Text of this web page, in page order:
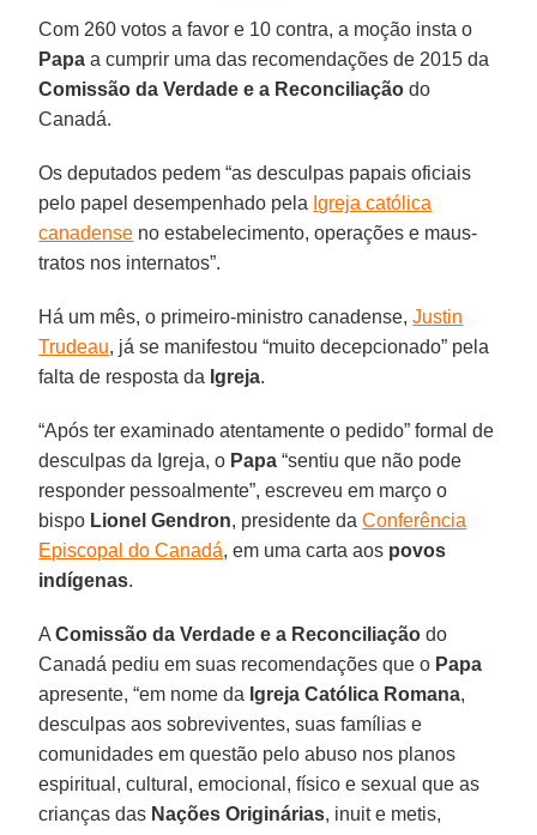
Com 260 votos a favor e 10 contra, a moção insta o
Papa a cumprir uma das recomendações de 2015 da
Comissão da Verdade e a Reconciliação do
Canadá.
Os deputados pedem “as desculpas papais oficiais
pelo papel desempenhado pela Igreja católica
canadense no estabelecimento, operações e maus-
tratos nos internatos”.
Há um mês, o primeiro-ministro canadense,Justin
Trudeau, já se manifestou “muito decepcionado” pela
falta de resposta da Igreja.
“Após ter examinado atentamente o pedido” formal de
desculpas da Igreja, o Papa “sentiu que não pode
responder pessoalmente”, escreveu em março o
bispo Lionel Gendron, presidente daConferência
Episcopal do Canadá, em uma carta aos povos
indígenas.
AComissão da Verdade e a Reconciliação do
Canadá pediu em suas recomendações que o Papa
apresente, “em nome da Igreja Católica Romana,
desculpas aos sobreviventes, suas famílias e
comunidades em questão pelo abuso nos planos
espiritual, cultural, emocional, físico e sexual que as
crianças das Nações Originárias, inuit e metis,